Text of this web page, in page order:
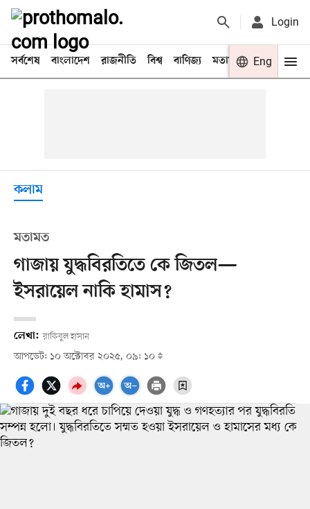
Login
সর্বশেষ বাংলাদেশ রাজনীতি বিশ্ব বাণিজ্য মতামত খেলা
Eng
কলাম
মতামত
গাজায় যুদ্ধবিরতিতে কে জিতল—
ইসরায়েল নাকি হামাস?
লেখা: রাকিবুল হাসান
আপডেট: ১০ অক্টোবর ২০২৫, ০৯: ১০